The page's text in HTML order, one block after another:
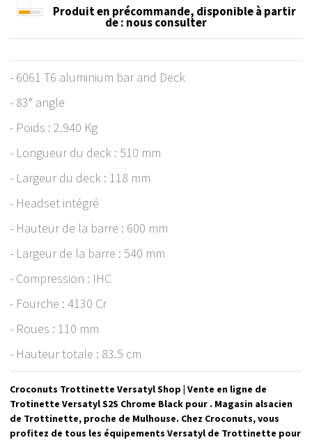
Produit en précommande, disponible à partir
de: nous consulter
- 6061 T6 aluminium bar and Deck
- 83° angle
- Poids : 2.940 Kg
- Longueur du deck : 510 mm
- Largeur du deck : 118 mm
- Headset intégré
- Hauteur de la barre : 600 mm
- Largeur de la barre : 540 mm
- Compression : IHC
- Fourche : 4130 Cr
- Roues : 110 mm
- Hauteur totale : 83.5 cm
Croconuts Trottinette Versatyl Shop | Vente en ligne de
Trotinette Versatyl S2S Chrome Black pour . Magasin alsacien
de Trottinette, proche de Mulhouse. Chez Croconuts, vous
profitez de tous les équipements Versatyl de Trottinette pour